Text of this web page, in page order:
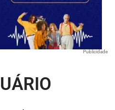
Publicidade